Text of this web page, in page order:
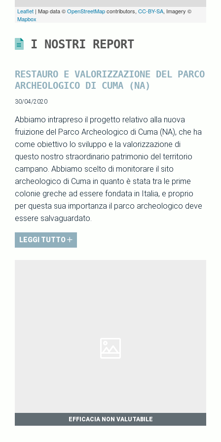
Leaflet | Map data ©OpenStreetMapcontributors, CC-BY-SA, Imagery ©
Mapbox
I NOSTRI REPORT
RESTAURO E VALORIZZAZIONE DEL PARCO
ARCHEOLOGICO DI CUMA (NA)
30/04/2020
Abbiamo intrapreso il progetto relativo alla nuova
fruizione del Parco Archeologico di Cuma (NA), che ha
come obiettivo lo sviluppo e la valorizzazione di
questo nostro straordinario patrimonio del territorio
campano. Abbiamo scelto di monitorare il sito
archeologico di Cuma in quanto è stata tra le prime
colonie greche ad essere fondata in Italia, e proprio
per questa sua importanza il parco archeologico deve
essere salvaguardato.
LEGGI TUTTO
EFFICACIA NON VALUTABILE